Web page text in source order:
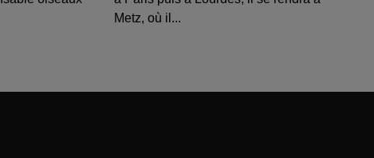
Metz, où il...